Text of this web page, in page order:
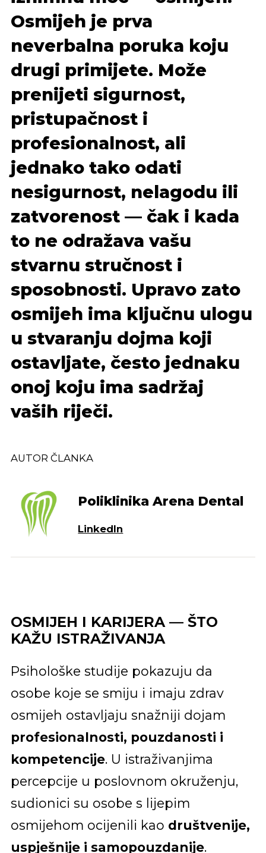
Osmijeh je prva
neverbalna poruka koju
drugi primijete. Može
prenijeti sigurnost,
pristupačnost i
profesionalnost, ali
jednako tako odati
nesigurnost, nelagodu ili
zatvorenost — čak i kada
to ne odražava vašu
stvarnu stručnost i
sposobnosti. Upravo zato
osmijeh ima ključnu ulogu
u stvaranju dojma koji
ostavljate, često jednaku
onoj koju ima sadržaj
vaših riječi.
AUTOR ČLANKA
Poliklinika Arena Dental
LinkedIn
OSMIJEH I KARIJERA — ŠTO
KAŽU ISTRAŽIVANJA
Psihološke studije pokazuju da
osobe koje se smiju i imaju zdrav
osmijeh ostavljaju snažniji dojam
profesionalnosti, pouzdanosti i
kompetencije. U istraživanjima
percepcije u poslovnom okruženju,
sudionici su osobe s lijepim
osmijehom ocijenili kao društvenije,
uspješnije i samopouzdanije.